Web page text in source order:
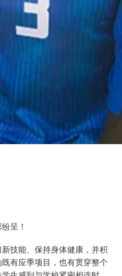
呈！
技能、保持身体健康，并积
有应季项目，也有贯穿整个